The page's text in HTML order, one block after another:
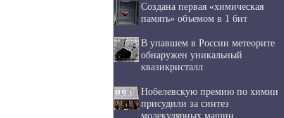
Создана первая «химическая
память» объемом в 1 бит
В упавшем в России метеорите
обнаружен уникальный
квазикристалл
Нобелевскую премию по химии
присудили за синтез
молекулярных машин